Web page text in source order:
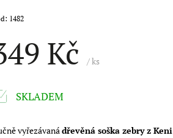
Kč / ks
1482
vyřezávanádřevěná soška zebry z Keni
SKLADEM